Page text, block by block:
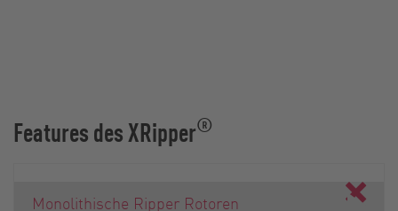
Features des XRipper®
Monolithische Ripper Rotoren